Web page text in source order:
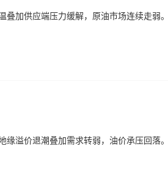
加供应端压力缓解，原油市场连续走弱。
溢价退潮叠加需求转弱，油价承压回落。